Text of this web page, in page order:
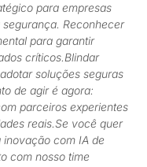
para empresas
Reconhecer
para garantir
críticos.Blindar
soluções seguras
de agir é agora:
parceiros experientes
reais.Se você quer
com IA de
com nosso time